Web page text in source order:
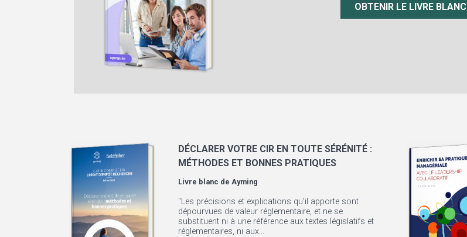
OBTENIR LE LIVRE BLANC
DÉCLARER VOTRE CIR EN TOUTE SÉRÉNITÉ :
MÉTHODES ET BONNES PRATIQUES
Livre blanc de Ayming
"Les précisions et explications qu’il apporte sont
dépourvues de valeur réglementaire, et ne se
substituent ni à une référence aux textes législatifs et
réglementaires, ni aux...